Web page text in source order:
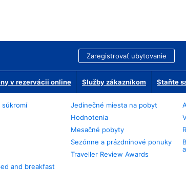
Zaregistrovať ubytovanie
v rezervácii online Služby zákazníkom Staňte
súkromí
and breakfast
Jedinečné miesta na pobyt
Hodnotenia
Mesačné pobyty
Sezónne a prázdninové ponuky
Traveller Review Awards